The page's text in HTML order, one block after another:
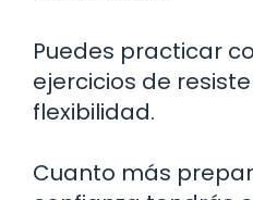
Puedes practicar
ejercicios de
flexibilidad.
Cuanto más